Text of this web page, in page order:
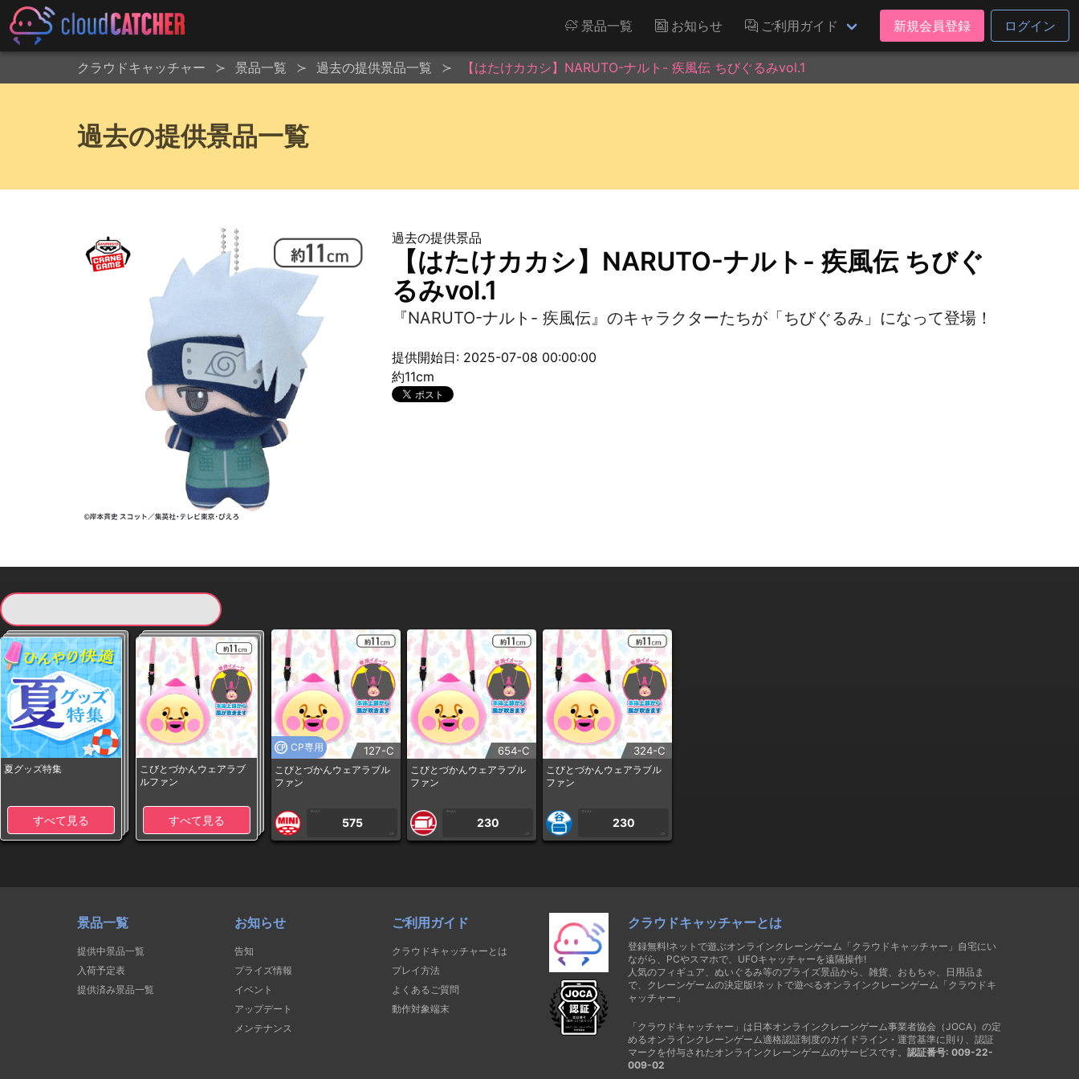
景品一覧 お知らせ ご利用ガイド 新規会員登録 ログイン
クラウドキャッチャー 景品一覧 過去の提供景品一覧 【はたけカカシ】NARUTO-ナルト- 疾風伝 ちびぐるみvol.1
過去の提供景品一覧
過去の提供景品
【はたけカカシ】NARUTO-ナルト- 疾風伝 ちびぐ
るみvol.1
『NARUTO-ナルト- 疾風伝』のキャラクターたちが「ちびぐるみ」になって登場！
提供開始日: 2025-07-08 00:00:00
約11cm
夏グッズ特集
すべて見る
こびとづかんウェアラブ
ルファン
すべて見る
CP専用 127-C
こびとづかんウェアラブル
ファン
1PLAY
575
CP
654-C
こびとづかんウェアラブル
ファン
1PLAY
230
CP
324-C
こびとづかんウェアラブル
ファン
1PLAY
230
CP
景品一覧
提供中景品一覧
入荷予定表
提供済み景品一覧
お知らせ
告知
プライズ情報
イベント
アップデート
メンテナンス
ご利用ガイド
クラウドキャッチャーとは
プレイ方法
よくあるご質問
動作対象端末
クラウドキャッチャーとは
登録無料!ネットで遊ぶオンラインクレーンゲーム「クラウドキャッチャー」自宅にい
ながら、PCやスマホで、UFOキャッチャーを遠隔操作!
人気のフィギュア、ぬいぐるみ等のプライズ景品から、雑貨、おもちゃ、日用品ま
で、クレーンゲームの決定版!ネットで遊べるオンラインクレーンゲーム「クラウドキ
ャッチャー」
「クラウドキャッチャー」は日本オンラインクレーンゲーム事業者協会（JOCA）の定
めるオンラインクレーンゲーム適格認証制度のガイドライン・運営基準に則り、認証
マークを付与されたオンラインクレーンゲームのサービスです。 認証番号: 009-22-
009-02